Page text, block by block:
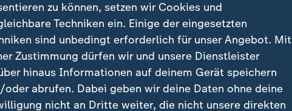
zu können, setzen wir Cookies und
Techniken ein. Einige der eingesetzten
sind unbedingt erforderlich für unser Angebot. Mit
Zustimmung dürfen wir und unsere Dienstleister
hinaus Informationen auf deinem Gerät speichern
oder abrufen. Dabei geben wir deine Daten ohne deine
nicht an Dritte weiter, die nicht unsere direkten